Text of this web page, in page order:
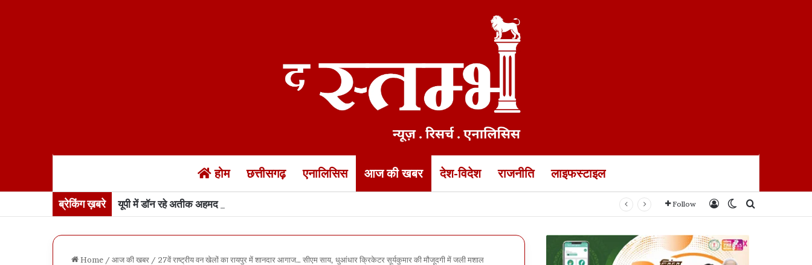
होम छत्तीसगढ़ एनालिसिस आज की खबर देश-विदेश राजनीति लाइफस्टाइल
ब्रेकिंग ख़बरे यूपी में डॉन रहे अतीक अहमद के बेटे अबान की भीषण सड़क हादसे में मौत… झांसी के पास हादसे में दोस्त भी मारा गया, 3 घायल Follow Log InSwitch skin
Home / आज की खबर / 27वें राष्ट्रीय वन खेलों का रायपुर में शानदार आगाज… सीएम साय, धुआंधार क्रिकेटर सूर्यकुमार की मौजूदगी में जली मशाल